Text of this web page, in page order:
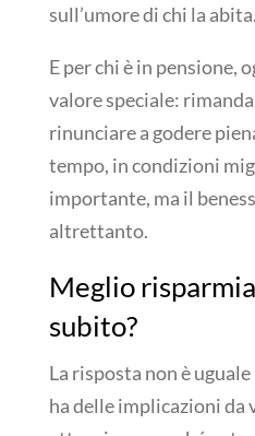
sull’umore di chi la abita.
E per chi è in pensione,
valore speciale:
rinunciare a godere
tempo, in condizioni
importante, ma il
altrettanto.
Meglio
subito?
La risposta non è
ha delle implicazioni da